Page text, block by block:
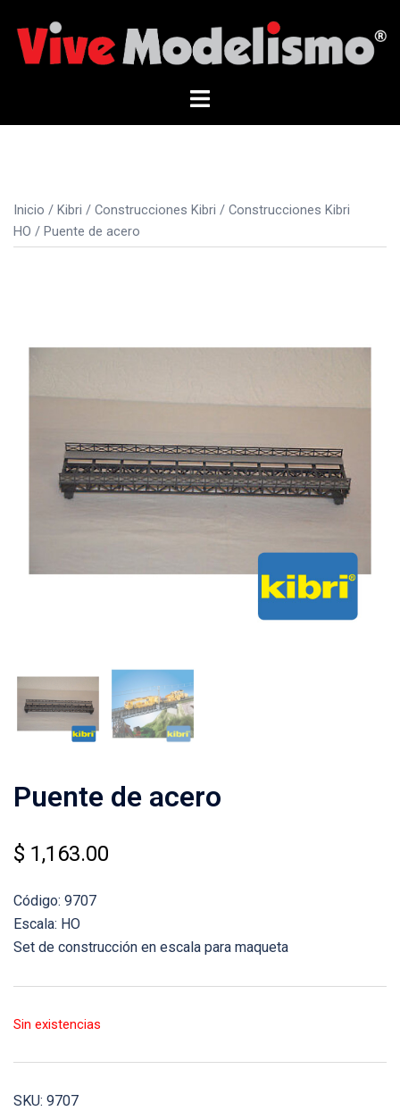
contenido
Alternar
Inicio / Kibri / Construcciones Kibri / Construcciones Kibri
HO / Puente de acero
Puente de acero
$ 1,163.00
Código: 9707
Escala: HO
Set de construcción en escala para maqueta
Sin existencias
SKU: 9707